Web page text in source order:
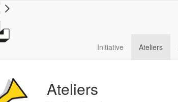
Initiative Ateliers
Ateliers